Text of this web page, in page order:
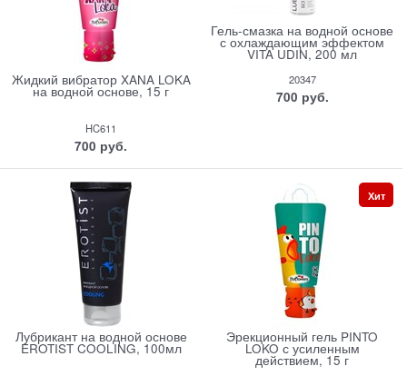
Жидкий вибратор XANA LOKA
на водной основе, 15 г
HC611
700 руб.
Гель-смазка на водной основе
с охлаждающим эффектом
VITA UDIN, 200 мл
20347
700 руб.
Лубрикант на водной основе
EROTIST COOLING, 100мл
Эрекционный гель PINTO
LOKO с усиленным
действием, 15 г
Хит